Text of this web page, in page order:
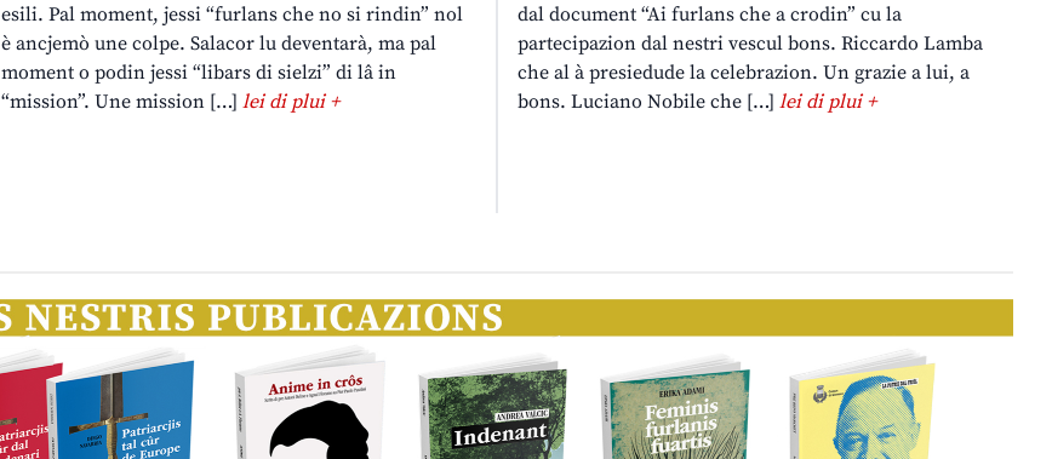
esili. Pal moment, jessi “furlans che no si rindin” nol
è ancjemò une colpe. Salacor lu deventarà, ma pal
moment o podin jessi “libars di sielzi” di lâ in
“mission”. Une mission […] lei di plui +
dal document “Ai furlans che a crodin” cu la
partecipazion dal nestri vescul bons. Riccardo Lamba
che al à presiedude la celebrazion. Un grazie a lui, a
bons. Luciano Nobile che […]lei di plui +